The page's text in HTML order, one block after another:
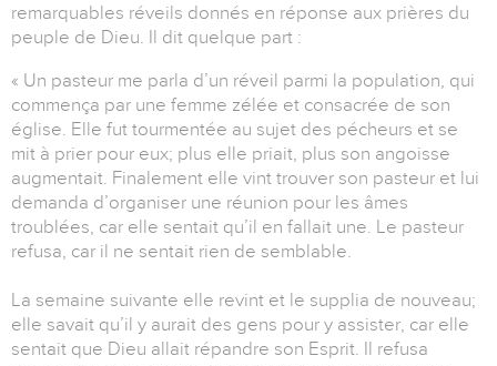
remarquables réveils donnés en réponse aux prières du
peuple de Dieu. Il dit quelque part :
« Un pasteur me parla d’un réveil parmi la population, qui
commença par une femme zélée et consacrée de son
église. Elle fut tourmentée au sujet des pécheurs et se
mit à prier pour eux; plus elle priait, plus son angoisse
augmentait. Finalement elle vint trouver son pasteur et lui
demanda d’organiser une réunion pour les âmes
troublées, car elle sentait qu’il en fallait une. Le pasteur
refusa, car il ne sentait rien de semblable.
La semaine suivante elle revint et le supplia de nouveau;
elle savait qu’il y aurait des gens pour y assister, car elle
sentait que Dieu allait répandre son Esprit. Il refusa